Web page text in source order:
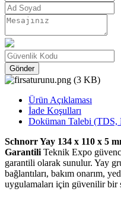
Gönder
Ürün Açıklaması
İade Koşulları
Doküman Talebi
Schnorr Yay 134 x 110 x 5
Garantili Teknik Expo
garantili olarak sunulur. Yay
bağlantıları, bakım onarım,
uygulamaları için güvenilir bir